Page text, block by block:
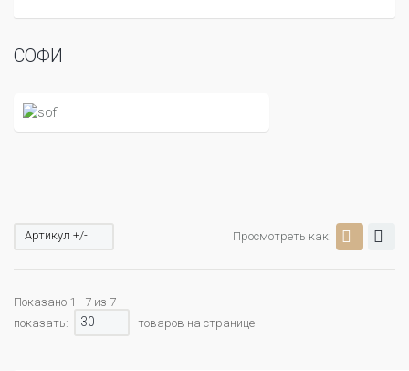
СОФИ
Просмотреть как:
Артикул +/-
Показано 1 - 7 из 7
показать:
30 товаров на странице